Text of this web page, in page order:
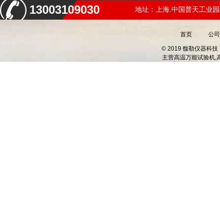
13003109030 地址：上海.中国普天工业
首页 公
© 2019 馥勒仪器科技
主营高温万能试验机,